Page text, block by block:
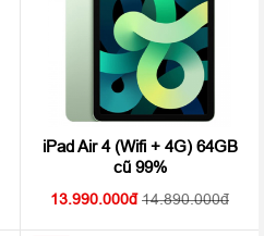
iPad Air 4 (Wifi + 4G) 64GB
cũ 99%
13.990.000 14.890.000